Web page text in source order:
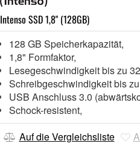
Intenso SSD 1,8" (128GB)
128 GB Speicherkapazität,
1,8" Formfaktor,
Lesegeschwindigkeit bis zu
Schreibgeschwindigkeit bis
USB Anschluss 3.0
Schock-resistent,
Auf die Vergleichsliste